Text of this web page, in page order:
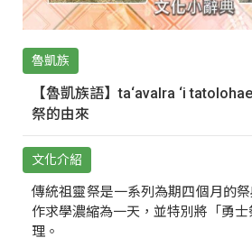
魯凱族
【魯凱族語】ta‘avalra ‘i
祭的由來
文化介紹
傳統祖靈祭是一系列為期四個月的
作求學濃縮為一天，並特別將「勇士
理。